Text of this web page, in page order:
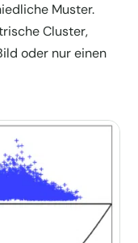
Muster.
Cluster,
oder nur einen